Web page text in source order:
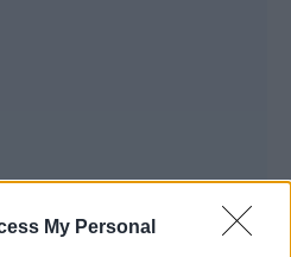
My Personal